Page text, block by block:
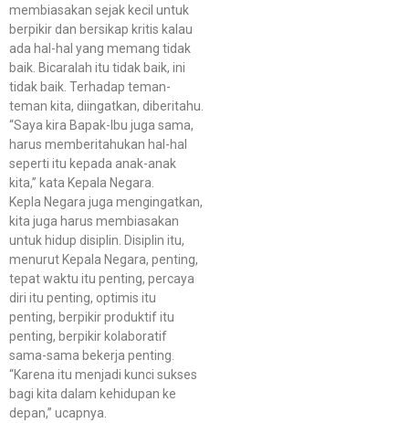
membiasakan sejak kecil untuk
berpikir dan bersikap kritis kalau
ada hal-hal yang memang tidak
baik. Bicaralah itu tidak baik, ini
tidak baik. Terhadap teman-
teman kita, diingatkan, diberitahu.
“Saya kira Bapak-Ibu juga sama,
harus memberitahukan hal-hal
seperti itu kepada anak-anak
kita,” kata Kepala Negara.
Kepla Negara juga mengingatkan,
kita juga harus membiasakan
untuk hidup disiplin. Disiplin itu,
menurut Kepala Negara, penting,
tepat waktu itu penting, percaya
diri itu penting, optimis itu
penting, berpikir produktif itu
penting, berpikir kolaboratif
sama-sama bekerja penting.
“Karena itu menjadi kunci sukses
bagi kita dalam kehidupan ke
depan,” ucapnya.